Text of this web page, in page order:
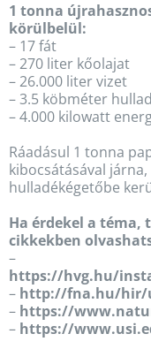
1 tonna
körülbelül:
– 17 fát
– 270 liter kőolajat
– 26.000 liter vizet
– 3.5 köbméter
– 4.000 kilowatt
Ráadásul 1 tonna
kibocsátásával
hulladékégetőbe
Ha érdekel a téma,
cikkekben
–
https://hvg.hu/
– http://fna.hu/hir/
– https://
– https://